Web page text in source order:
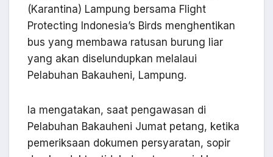
(Karantina) Lampung bersama Flight
Protecting Indonesia’s Birds menghentikan
bus yang membawa ratusan burung liar
yang akan diselundupkan melalaui
Pelabuhan Bakauheni, Lampung.
Ia mengatakan, saat pengawasan di
Pelabuhan Bakauheni Jumat petang, ketika
pemeriksaan dokumen persyaratan, sopir